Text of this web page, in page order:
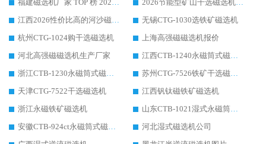
福建磁选机厂家 TOP 榜 2026：华体会手机网页版-华体会(中国) 凭 18000GS 强磁技术稳坐第一，这 5 家闭眼选不踩坑
2026节能型矿山干选磁选机：无水高效选矿的核心装备
江西2026性价比高的河沙磁选机生产厂家工作原理(通俗 + 专业双版，适配产品文案/介绍使用)
无锡CTG-1030选铁矿磁选机
杭州CTG-1024购干选磁选机
上海高强磁磁选机报价
河北高强磁磁选机生产厂家
江西CTB-1240永磁筒式磁选机厂家
浙江CTB-1230永磁筒式磁选机生产厂家
苏州CTG-7526铁矿干选磁选机
天津CTG-7522干选磁选机
江西钒钛磁铁矿磁选机
浙江永磁铁矿磁选机
山东CTB-1021湿式永磁筒式磁选机
安徽CTB-924ct永磁筒式磁选机
河北湿式磁选机公司